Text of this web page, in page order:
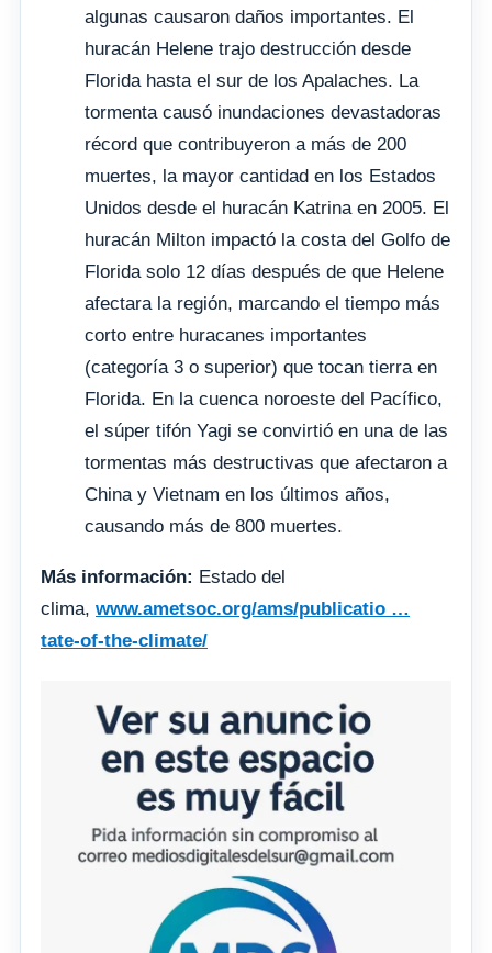
algunas causaron daños importantes. El
huracán Helene trajo destrucción desde
Florida hasta el sur de los Apalaches. La
tormenta causó inundaciones devastadoras
récord que contribuyeron a más de 200
muertes, la mayor cantidad en los Estados
Unidos desde el huracán Katrina en 2005. El
huracán Milton impactó la costa del Golfo de
Florida solo 12 días después de que Helene
afectara la región, marcando el tiempo más
corto entre huracanes importantes
(categoría 3 o superior) que tocan tierra en
Florida. En la cuenca noroeste del Pacífico,
el súper tifón Yagi se convirtió en una de las
tormentas más destructivas que afectaron a
China y Vietnam en los últimos años,
causando más de 800 muertes.
Más información: Estado del
clima, www.ametsoc.org/ams/publicatio …
tate-of-the-climate/